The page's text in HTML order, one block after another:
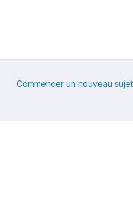
Commencer un nouveau sujet